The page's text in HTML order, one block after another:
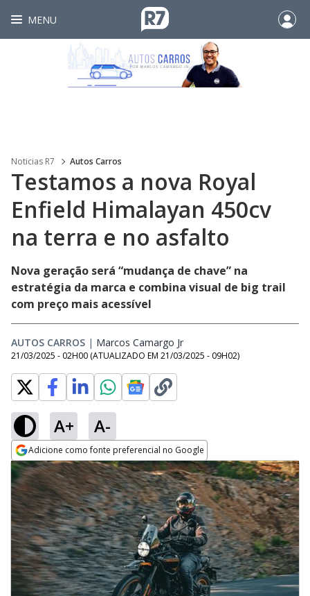
MENU
Noticias R7 Autos Carros
Testamos a nova Royal
Enfield Himalayan 450cv
na terra e no asfalto
Nova geração será “mudança de chave” na
estratégia da marca e combina visual de big trail
com preço mais acessível
AUTOS CARROS | Marcos Camargo Jr
21/03/2025 - 02H00 (ATUALIZADO EM 21/03/2025 - 09H02)
A+ A-
Adicione como fonte preferencial no Google
Opens in new window